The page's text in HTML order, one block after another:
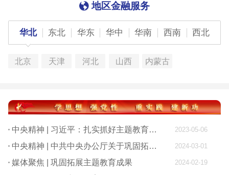
地区金融服务
华北 东北 华东 华中 华南 西南 西北
北京 天津 河北 山西 内蒙古
中央精神 | 习近平：扎实抓好主题教育 为奋进新征程凝心聚力 2023-05-06
中央精神 | 中共中央办公厅关于巩固拓展学习贯彻习近平新时代中国特色社会主义思想主题教育成果的意见 2024-03-01
媒体聚焦 | 巩固拓展主题教育成果 2024-02-19